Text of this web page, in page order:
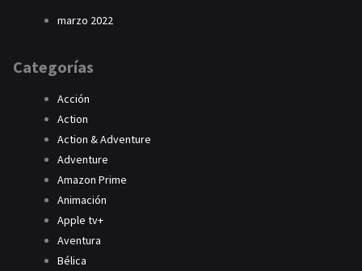
marzo 2022
Categorías
Acción
Action
Action & Adventure
Adventure
Amazon Prime
Animación
Apple tv+
Aventura
Bélica